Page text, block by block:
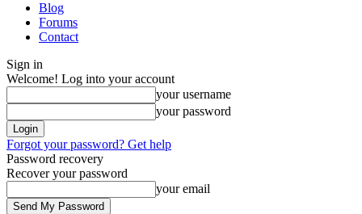
Blog
Forums
Contact
Sign in
Welcome! Log into your account
your username
your password
Forgot your password? Get help
Password recovery
Recover your password
your email